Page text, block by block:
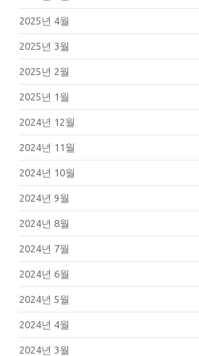
2025년 4월
2025년 3월
2025년 2월
2025년 1월
2024년 12월
2024년 11월
2024년 10월
2024년 9월
2024년 8월
2024년 7월
2024년 6월
2024년 5월
2024년 4월
2024년 3월